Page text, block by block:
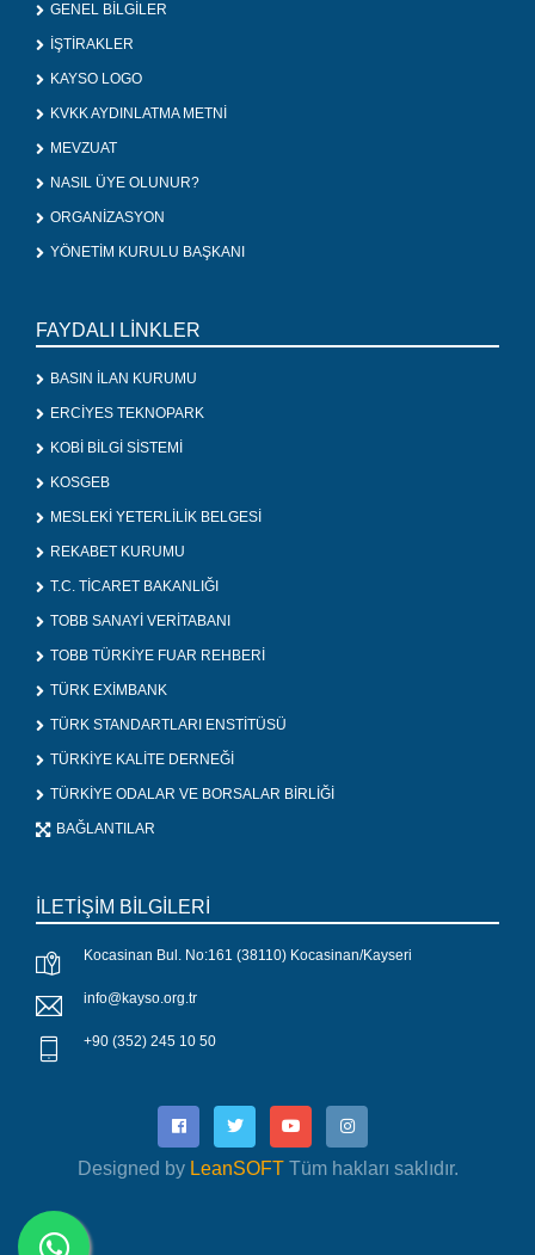
GENEL BİLGİLER
İŞTİRAKLER
KAYSO LOGO
KVKK AYDINLATMA METNİ
MEVZUAT
NASIL ÜYE OLUNUR?
ORGANİZASYON
YÖNETİM KURULU BAŞKANI
FAYDALI LİNKLER
BASIN İLAN KURUMU
ERCİYES TEKNOPARK
KOBİ BİLGİ SİSTEMİ
KOSGEB
MESLEKİ YETERLİLİK BELGESİ
REKABET KURUMU
T.C. TİCARET BAKANLIĞI
TOBB SANAYİ VERİTABANI
TOBB TÜRKİYE FUAR REHBERİ
TÜRK EXİMBANK
TÜRK STANDARTLARI ENSTİTÜSÜ
TÜRKİYE KALİTE DERNEĞİ
TÜRKİYE ODALAR VE BORSALAR BİRLİĞİ
BAĞLANTILAR
İLETİŞİM BİLGİLERİ
Kocasinan Bul. No:161 (38110) Kocasinan/Kayseri
info@kayso.org.tr
+90 (352) 245 10 50
Designed by LeanSOFTTüm hakları saklıdır.